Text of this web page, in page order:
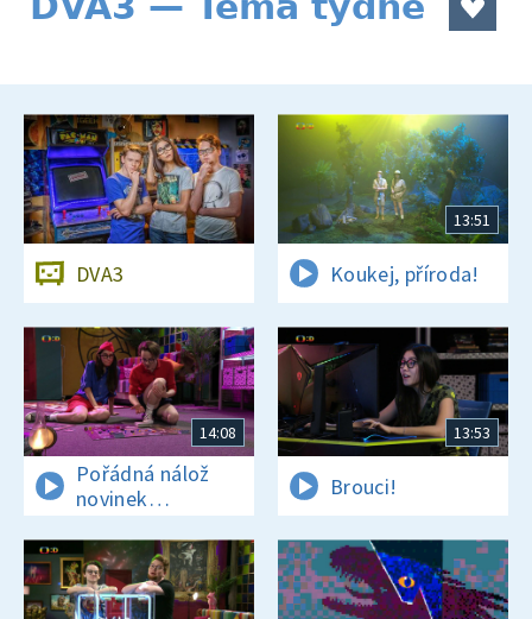
DVA3
13:51
Koukej, příroda!
14:08
Pořádná nálož
novinek
a zajímavostí
13:53
Brouci!